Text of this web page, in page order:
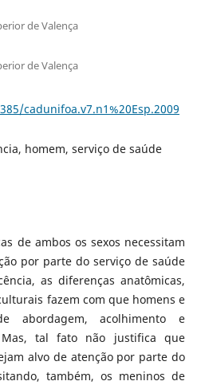
de Valença
de Valença
cadunifoa.v7.n1%20Esp.2009
homem, serviço de saúde
de ambos os sexos necessitam
por parte do serviço de saúde
as diferenças anatômicas,
fazem com que homens e
abordagem, acolhimento e
Mas, tal fato não justifica que
alvo de atenção por parte do
também, os meninos de